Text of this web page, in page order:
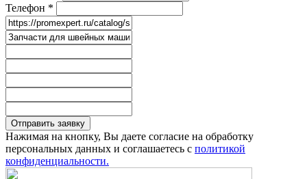
Телефон *
Отправить заявку
Нажимая на кнопку, Вы даете согласие на обработку
персональных данных и соглашаетесь с политикой
конфиденциальности.